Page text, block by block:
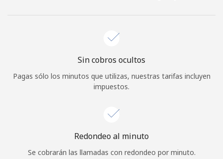
Inicia sesión oREGÍSTRATE →
o
Sin cobros ocultos
Pagas sólo los minutos que utilizas, nuestras tarifas incluyen
impuestos.
Redondeo al minuto
Se cobrarán las llamadas con redondeo por minuto.